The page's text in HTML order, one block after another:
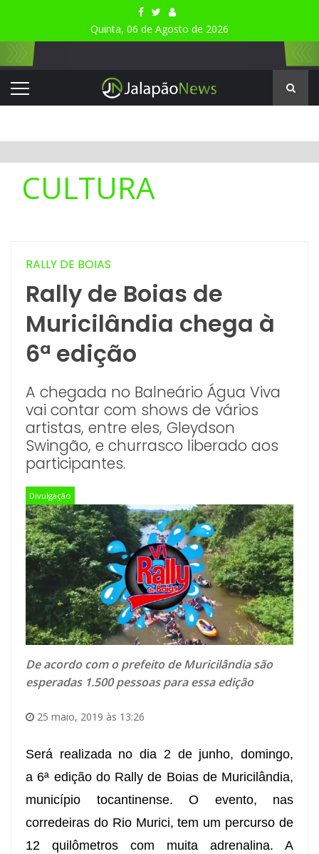
Quinta, 06 de Agosto de 2026
CULTURA
RALLY DE BOIAS
Rally de Boias de
Muricilândia chega à
6ª edição
A chegada no Balneário Água Viva
vai contar com shows de vários
artistas, entre eles, Gleydson
Swingão, e churrasco liberado aos
participantes.
Divulgação
De acordo com o prefeito de Muricilândia são
esperadas 1.500 pessoas para essa edição
25 maio, 2019 às 13:26
Será realizada no dia 2 de junho, domingo,
a 6ª edição do Rally de Boias de Muricilândia,
município tocantinense. O evento, nas
corredeiras do Rio Murici, tem um percurso de
12 quilômetros com muita adrenalina. A